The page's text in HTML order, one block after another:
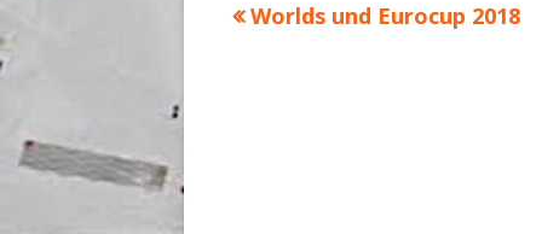
Beitrags-
Vorheriger
Worlds und Eurocup 2018